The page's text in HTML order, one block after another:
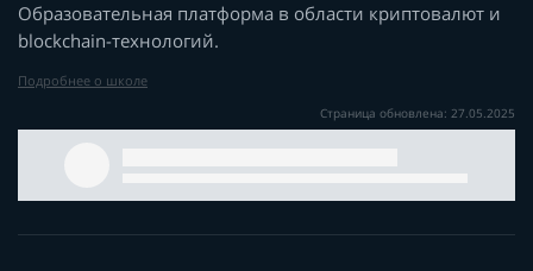
Образовательная платформа в области криптовалют и
blockchain-технологий.
Подробнее о школе
Страница обновлена: 27.05.2025